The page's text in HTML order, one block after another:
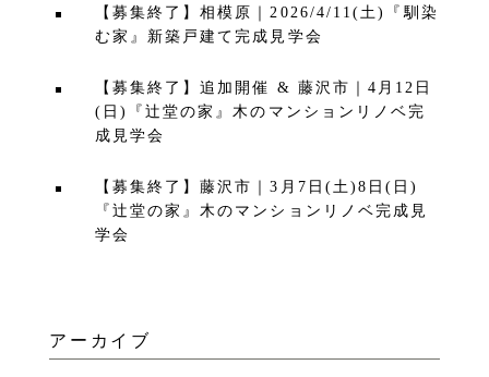
【募集終了】相模原｜2026/4/11(土)『馴染
む家』新築戸建て完成見学会
【募集終了】追加開催 & 藤沢市｜4月12日
(日)『辻堂の家』木のマンションリノベ完
成見学会
【募集終了】藤沢市｜3月7日(土)8日(日)
『辻堂の家』木のマンションリノベ完成見
学会
アーカイブ